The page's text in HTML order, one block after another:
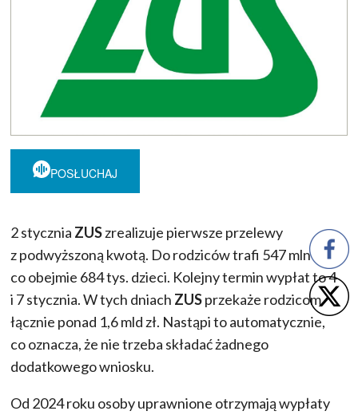
POSŁUCHAJ
2 stycznia ZUSzrealizuje pierwsze przelewy
z podwyższoną kwotą. Do rodziców trafi 547 mln
co obejmie 684 tys. dzieci. Kolejny termin wypłat to 4
i 7 stycznia. W tych dniach ZUSprzekaże rodzicom
łącznie ponad 1,6 mld zł. Nastąpi to automatycznie,
co oznacza, że nie trzeba składać żadnego
dodatkowego wniosku.
Od 2024 roku osoby uprawnione otrzymają wypłaty